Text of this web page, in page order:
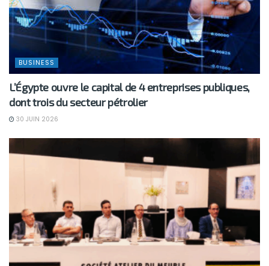
BUSINESS
L’Égypte ouvre le capital de 4 entreprises publiques,
dont trois du secteur pétrolier
30 JUIN 2026